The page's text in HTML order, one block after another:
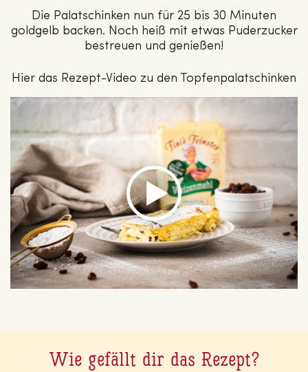
Die Palatschinken nun für 25 bis 30 Minuten
goldgelb backen. Noch heiß mit etwas Puderzucker
bestreuen und genießen!
Hier das Rezept-Video zu den Topfenpalatschinken
Wie gefällt dir das Rezept?